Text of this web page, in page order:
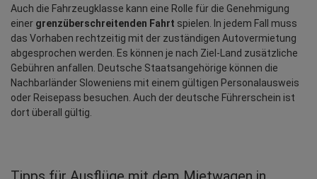
Auch die Fahrzeugklasse kann eine Rolle für die Genehmigung
einer grenzüberschreitenden Fahrt spielen. In jedem Fall muss
das Vorhaben rechtzeitig mit der zuständigen Autovermietung
abgesprochen werden. Es können je nach Ziel-Land zusätzliche
Gebühren anfallen. Deutsche Staatsangehörige können die
Nachbarländer Sloweniens mit einem gültigen Personalausweis
oder Reisepass besuchen. Auch der deutsche Führerschein ist
dort überall gültig.